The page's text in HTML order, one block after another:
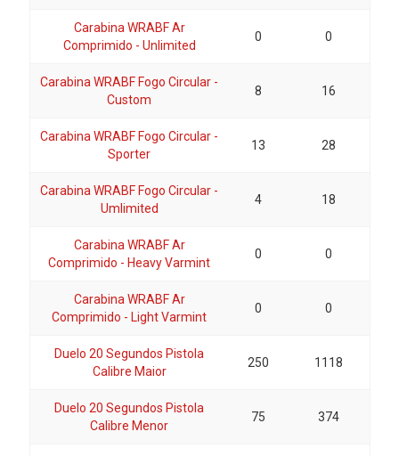
Carabina WRABF Ar
Comprimido - Unlimited
0 0
Carabina WRABF Fogo Circular -
Custom
8 16
Carabina WRABF Fogo Circular -
Sporter
13 28
Carabina WRABF Fogo Circular -
Umlimited
4 18
Carabina WRABF Ar
Comprimido - Heavy Varmint
0 0
Carabina WRABF Ar
Comprimido - Light Varmint
0 0
Duelo 20 Segundos Pistola
Calibre Maior
250 1118
Duelo 20 Segundos Pistola
Calibre Menor
75 374